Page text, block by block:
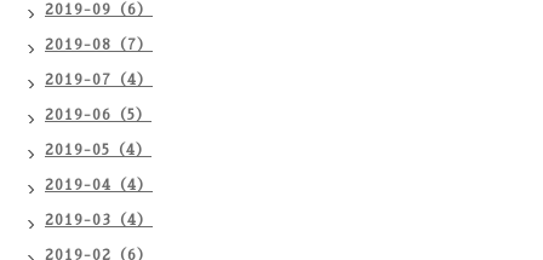
2019-09（6）
2019-08（7）
2019-07（4）
2019-06（5）
2019-05（4）
2019-04（4）
2019-03（4）
2019-02（6）